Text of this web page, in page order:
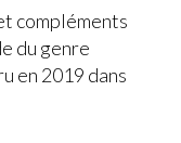
compléments
du genre
en 2019 dans